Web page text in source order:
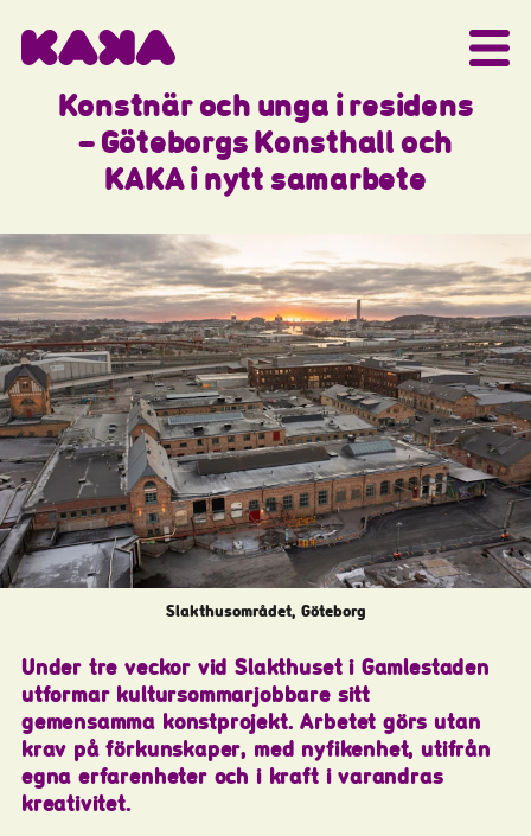
Konstnär och unga i residens
– Göteborgs Konsthall och
KAKA i nytt samarbete
Slakthusområdet, Göteborg
Under tre veckor vid Slakthuset i Gamlestaden
utformar kultursommarjobbare sitt
gemensamma konstprojekt. Arbetet görs utan
krav på förkunskaper, med nyfikenhet, utifrån
egna erfarenheter och i kraft i varandras
kreativitet.